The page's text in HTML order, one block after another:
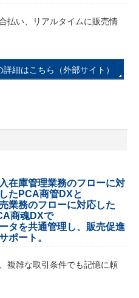
払い、リアルタイムに販売情
詳細はこちら（外部サイト）
在庫管理業務のフローに対
たPCA商管DXと
業務のフローに対応した
商魂DXで
タを共通管理し、販売促進
ポート。
複雑な取引条件でも記憶に頼